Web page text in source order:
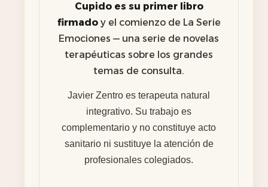
Cupido es su primer libro
firmadoy el comienzo de La Serie
Emociones — una serie de novelas
terapéuticas sobre los grandes
temas de consulta.
Javier Zentro es terapeuta natural
integrativo. Su trabajo es
complementario y no constituye acto
sanitario ni sustituye la atención de
profesionales colegiados.